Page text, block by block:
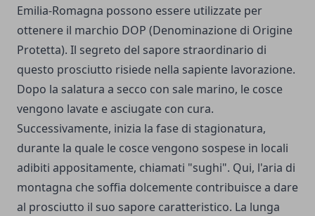
Emilia-Romagna possono essere utilizzate per
ottenere il marchio DOP (Denominazione di Origine
Protetta). Il segreto del sapore straordinario di
questo prosciutto risiede nella sapiente lavorazione.
Dopo la salatura a secco con sale marino, le cosce
vengono lavate e asciugate con cura.
Successivamente, inizia la fase di stagionatura,
durante la quale le cosce vengono sospese in locali
adibiti appositamente, chiamati "sughi". Qui, l'aria di
montagna che soffia dolcemente contribuisce a dare
al prosciutto il suo sapore caratteristico. La lunga